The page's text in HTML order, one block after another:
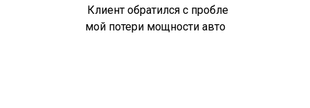
Клиент обратился с пробле
мой потери мощности авто